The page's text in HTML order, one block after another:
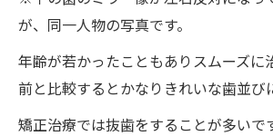
が、同一人物の写真です。
年齢が若かったこともありスムーズに
前と比較するとかなりきれいな歯並び
矯正治療では抜歯をすることが多いで